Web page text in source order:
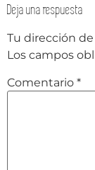
Deja una respuesta
Tu dirección
Los campos
Comentario *